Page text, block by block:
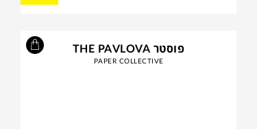
פוסטר THE PAVLOVA
PAPER COLLECTIVE